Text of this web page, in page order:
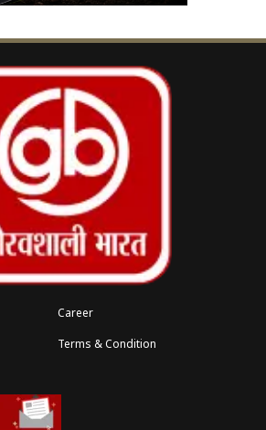
हेमकुंड यात्रा रुकी
›
Career
Terms & Condition